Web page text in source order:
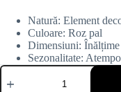
Natură: Element
Culoare: Roz pal
Dimensiuni:
Sezonalitate:
Cantitate
Vază